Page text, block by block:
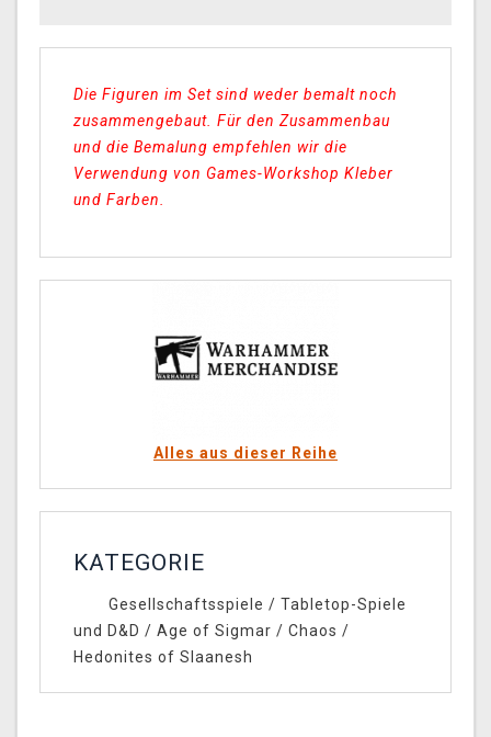
Die Figuren im Set sind weder bemalt noch
zusammengebaut. Für den Zusammenbau
und die Bemalung empfehlen wir die
Verwendung von Games-Workshop Kleber
und Farben.
Alles aus dieser Reihe
KATEGORIE
Gesellschaftsspiele / Tabletop-Spiele
und D&D / Age of Sigmar / Chaos /
Hedonites of Slaanesh